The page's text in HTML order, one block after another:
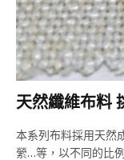
天然纖維布料
本系列布料採用天
縈…等，以不同的比